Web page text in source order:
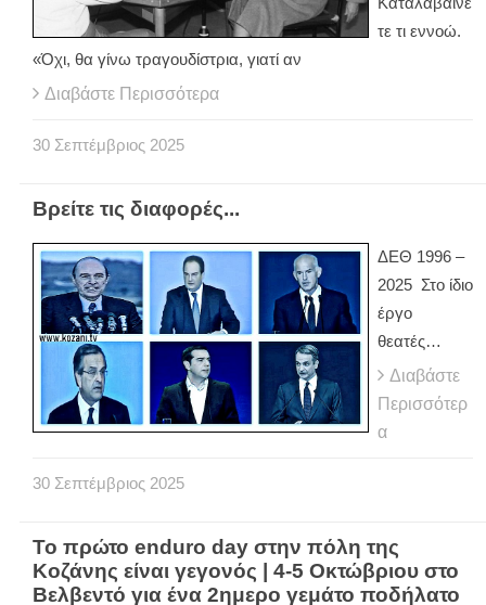
τε τι εννοώ.
«Όχι, θα γίνω τραγουδίστρια, γιατί αν
Διαβάστε Περισσότερα
30 Σεπτέμβριος 2025
Βρείτε τις διαφορές...
ΔΕΘ 1996 –
2025 Στο ίδιο
έργο
θεατές…
Διαβάστε
Περισσότερ
α
30 Σεπτέμβριος 2025
Το πρώτο enduro day στην πόλη της
Κοζάνης είναι γεγονός | 4-5 Οκτώβριου στο
Βελβεντό για ένα 2ημερο γεμάτο ποδήλατο